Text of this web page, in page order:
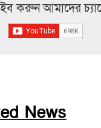
করুন আমাদের
News